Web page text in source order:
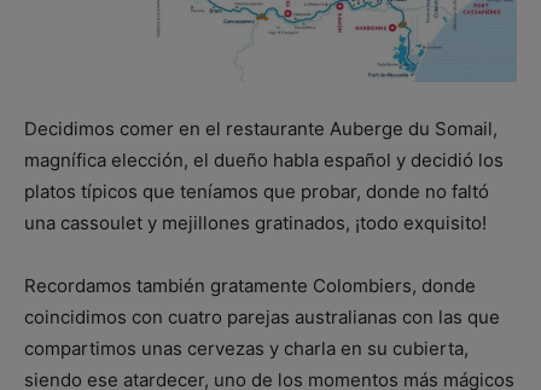
Decidimos comer en el restaurante Auberge du Somail,
magnífica elección, el dueño habla español y decidió los
platos típicos que teníamos que probar, donde no faltó
una cassoulet y mejillones gratinados, ¡todo exquisito!
Recordamos también gratamente Colombiers, donde
coincidimos con cuatro parejas australianas con las que
compartimos unas cervezas y charla en su cubierta,
siendo ese atardecer, uno de los momentos más mágicos